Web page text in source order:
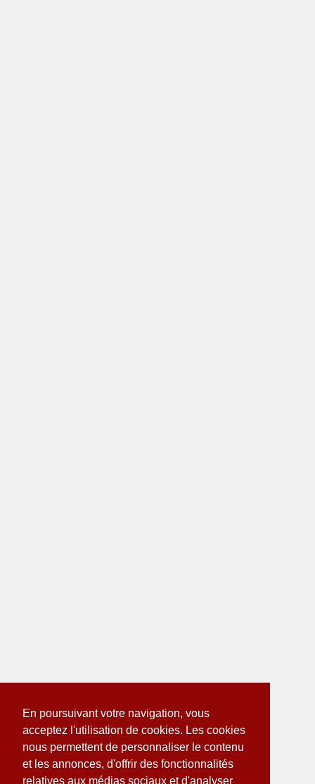
En poursuivant votre navigation, vous
acceptez l'utilisation de cookies. Les cookies
nous permettent de personnaliser le contenu
et les annonces, d'offrir des fonctionnalités
relatives aux médias sociaux et d'analyser